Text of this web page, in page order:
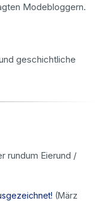
Modebloggern.
geschichtliche
rundum Eierund /
(März